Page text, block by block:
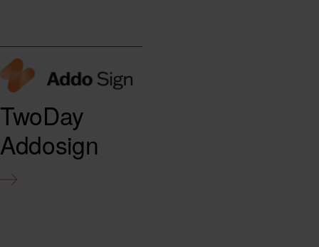
TwoDay
Addosign